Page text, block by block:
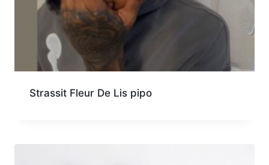
Strassit Fleur De Lis pipo